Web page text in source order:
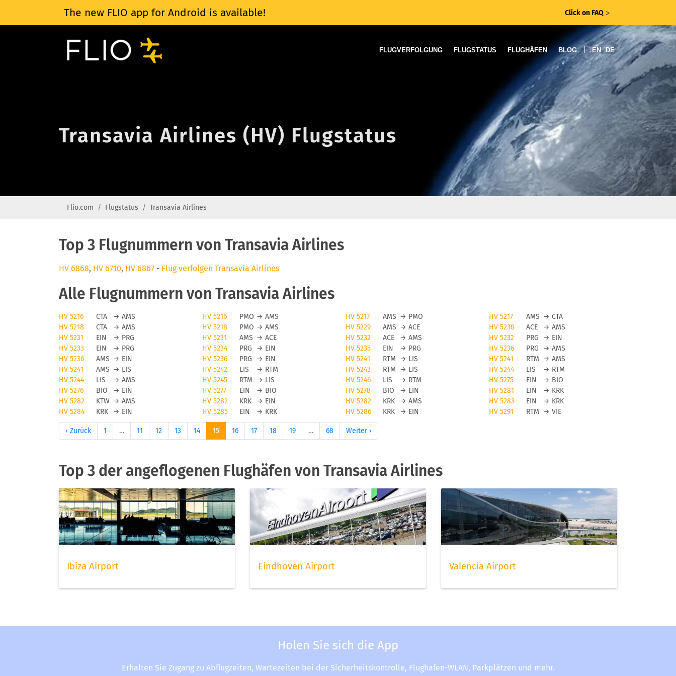
The new FLIO app for Android is available! Click on FAQ ᐳ
FLUGVERFOLGUNG FLUGSTATUS FLUGHÄFEN BLOG | EN DE
Transavia Airlines (HV) Flugstatus
Flio.com Flugstatus Transavia Airlines
Top 3 Flugnummern von Transavia Airlines
HV 6868, HV 6710, HV 6867 - Flug verfolgen Transavia Airlines
Alle Flugnummern von Transavia Airlines
HV 5216 CTA → AMS HV 5216 PMO → AMS HV 5217 AMS → PMO HV 5217 AMS → CTA
HV 5218
CTA → AMS HV 5218 PMO → AMS HV 5229 AMS → ACE HV 5230 ACE → AMS
HV 5231
EIN → PRG HV 5231 AMS → ACE HV 5232 ACE → AMS HV 5232 PRG → EIN
HV 5233
EIN → PRG HV 5234 PRG → EIN HV 5235 EIN → PRG HV 5236 PRG → AMS
HV 5236
AMS → EIN HV 5236 PRG → EIN HV 5241 RTM → LIS HV 5241 RTM → AMS
HV 5241
AMS → LIS HV 5242 LIS → RTM HV 5243 RTM → LIS HV 5244 LIS → RTM
HV 5244
LIS → AMS HV 5245 RTM → LIS HV 5246 LIS → RTM HV 5275 EIN → BIO
HV 5276
BIO → EIN HV 5277 EIN → BIO HV 5278 BIO → EIN HV 5281 EIN → KRK
HV 5282
KTW → AMS HV 5282 KRK → EIN HV 5282 KRK → AMS HV 5283 EIN → KRK
HV 5284
KRK → EIN HV 5285 EIN → KRK HV 5286 KRK → EIN HV 5291 RTM → VIE
‹ Zurück 1 … 11 12 13 14 15 16 17 18 19 … 68 Weiter ›
Top 3 der angeflogenen Flughäfen von Transavia Airlines
Ibiza Airport Eindhoven Airport Valencia Airport
Holen Sie sich die App
Erhalten Sie Zugang zu Abflugzeiten, Wartezeiten bei der Sicherheitskontrolle, Flughafen-WLAN, Parkplätzen und mehr.